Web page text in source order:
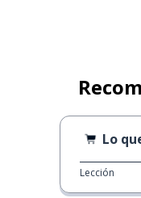
Lo
Lección